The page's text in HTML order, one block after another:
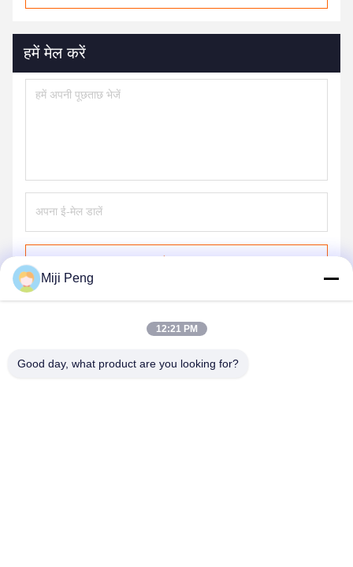
हमें मेल करें
Miji Peng
12:21 PM
Good day, what product are you looking for?